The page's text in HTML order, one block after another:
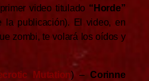
video titulado “Horde”
la publicación). El video, en
zombi, te volará los oídos y
Mutation) –Corinne